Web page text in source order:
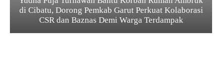
di Cibatu, Dorong Pemkab Garut Perkuat Kolaborasi
CSR dan Baznas Demi Warga Terdampak